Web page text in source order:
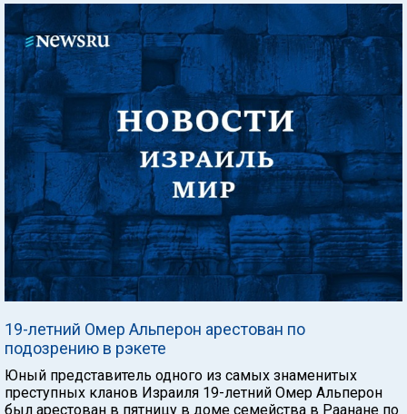
19-летний Омер Альперон арестован по
подозрению в рэкете
Юный представитель одного из самых знаменитых
преступных кланов Израиля 19-летний Омер Альперон
был арестован в пятницу в доме семейства в Раанане по